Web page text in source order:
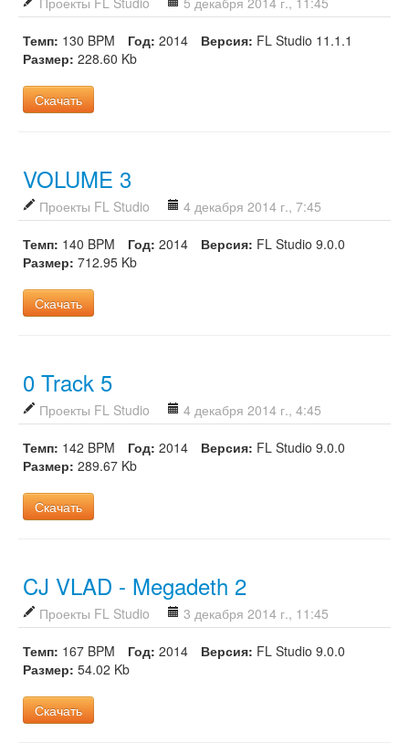
Темп: 130 BPM Год: 2014 Версия: FL Studio 11.1.1
Размер: 228.60 Kb
Скачать
VOLUME 3
Проекты FL Studio 4 декабря 2014 г., 7:45
Темп: 140 BPM Год: 2014 Версия: FL Studio 9.0.0
Размер: 712.95 Kb
Скачать
0 Track 5
Проекты FL Studio 4 декабря 2014 г., 4:45
Темп: 142 BPM Год: 2014 Версия: FL Studio 9.0.0
Размер: 289.67 Kb
Скачать
CJ VLAD - Megadeth 2
Проекты FL Studio 3 декабря 2014 г., 11:45
Темп: 167 BPM Год: 2014 Версия: FL Studio 9.0.0
Размер: 54.02 Kb
Скачать